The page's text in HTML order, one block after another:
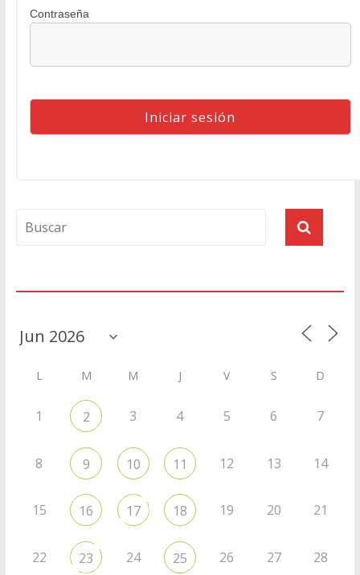
Contraseña
L M M J V S D
1 2 3 4 5 6 7
8 9 10 11 12 13 14
15 16 17 18 19 20 21
22 23 24 25 26 27 28